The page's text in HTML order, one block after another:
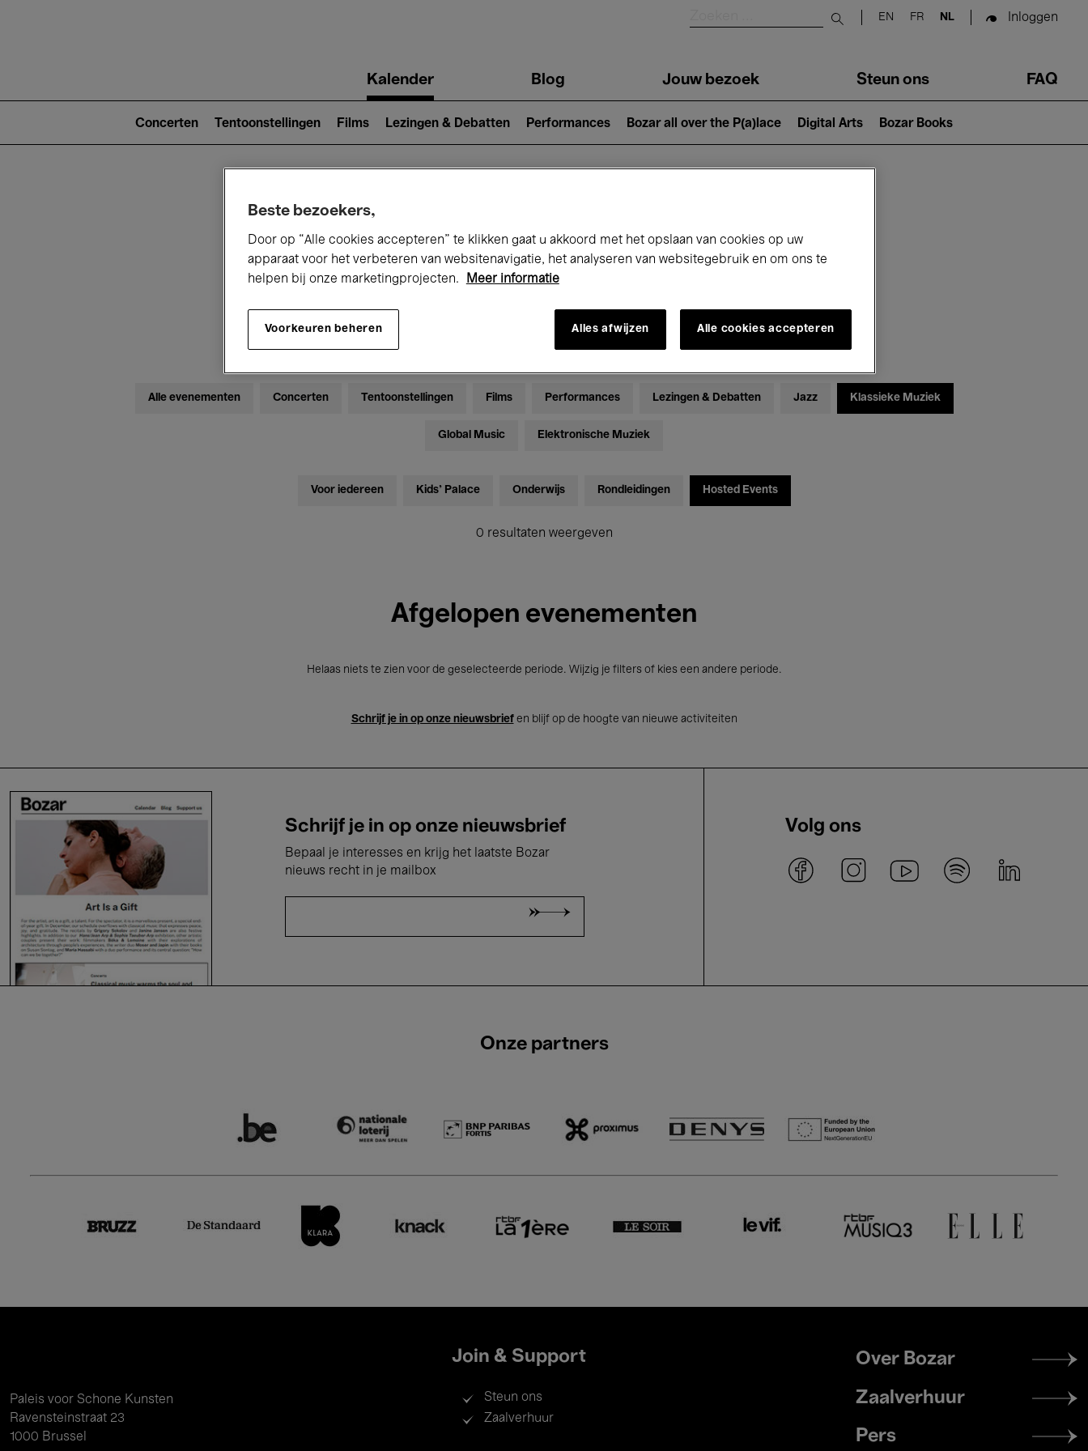
Submit search
EN FR NL Inloggen
navigationKalender Blog Jouw bezoek Steun ons FAQ
2)
Concerten Tentoonstellingen Films Lezingen & Debatten Performances Bozar all over the P(a)lace Digital Arts Bozar Books
Nu bij Bozar
Zondag 08 Maart 2026
Alle evenementen Concerten Tentoonstellingen Films Performances Lezingen & Debatten Jazz Klassieke Muziek
Global Music Elektronische Muziek
Voor iedereen Kids’ Palace Onderwijs Rondleidingen Hosted Events
0 resultaten weergeven
Afgelopen evenementen
Helaas niets te zien voor de geselecteerde periode. Wijzig je filters of kies een andere periode.
Schrijf je in op onze nieuwsbriefen blijf op de hoogte van nieuwe activiteiten
Schrijf je in op onze nieuwsbrief
Bepaal je interesses en krijg het laatste Bozar
nieuws recht in je mailbox
Volg ons
Onze partners
Paleis voor Schone Kunsten
Ravensteinstraat 23
1000 Brussel
Join & Support
Steun ons
Zaalverhuur
Footer
menu
Over Bozar
Zaalverhuur
Pers
Beste bezoekers,
Door op “Alle cookies accepteren” te klikken gaat u akkoord met het opslaan van cookies op uw
apparaat voor het verbeteren van websitenavigatie, het analyseren van websitegebruik en om ons te
helpen bij onze marketingprojecten.
Meer informatie
Voorkeuren beheren Alles afwijzen Alle cookies accepteren